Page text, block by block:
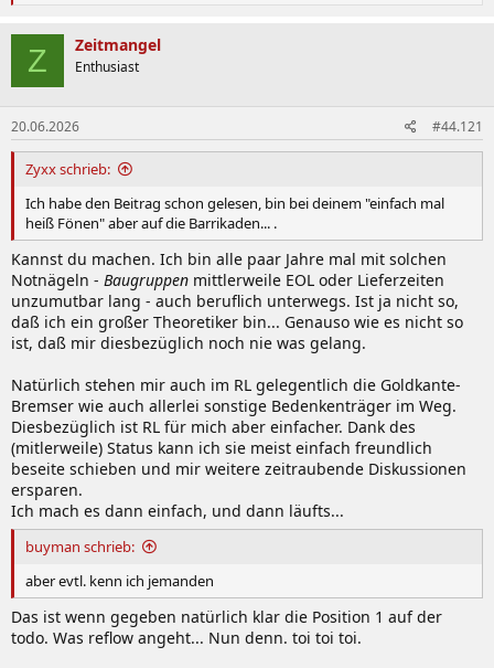
k
t
i
o
n
e
n
:
Z Zeitmangel
Enthusiast
20.06.2026 #44.121
Zyxx schrieb:
Ich habe den Beitrag schon gelesen, bin bei deinem "einfach mal
heiß Fönen" aber auf die Barrikaden... .
Kannst du machen. Ich bin alle paar Jahre mal mit solchen
Notnägeln - Baugruppen mittlerweile EOL oder Lieferzeiten
unzumutbar lang - auch beruflich unterwegs. Ist ja nicht so,
daß ich ein großer Theoretiker bin... Genauso wie es nicht so
ist, daß mir diesbezüglich noch nie was gelang.
Natürlich stehen mir auch im RL gelegentlich die Goldkante-
Bremser wie auch allerlei sonstige Bedenkenträger im Weg.
Diesbezüglich ist RL für mich aber einfacher. Dank des
(mitlerweile) Status kann ich sie meist einfach freundlich
beseite schieben und mir weitere zeitraubende Diskussionen
ersparen.
Ich mach es dann einfach, und dann läufts...
buyman schrieb:
aber evtl. kenn ich jemanden
Das ist wenn gegeben natürlich klar die Position 1 auf der
todo. Was reflow angeht... Nun denn. toi toi toi.